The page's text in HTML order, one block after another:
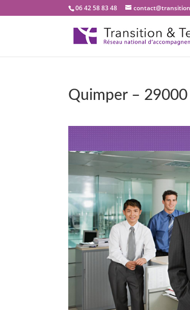
06 42 58 83 48
Quimper – 29000
Bienvenue